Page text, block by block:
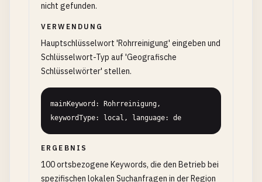
nicht gefunden.
VERWENDUNG
Hauptschlüsselwort 'Rohrreinigung' eingeben und
Schlüsselwort-Typ auf 'Geografische
Schlüsselwörter' stellen.
mainKeyword: Rohrreinigung,
keywordType: local, language: de
ERGEBNIS
100 ortsbezogene Keywords, die den Betrieb bei
spezifischen lokalen Suchanfragen in der Region